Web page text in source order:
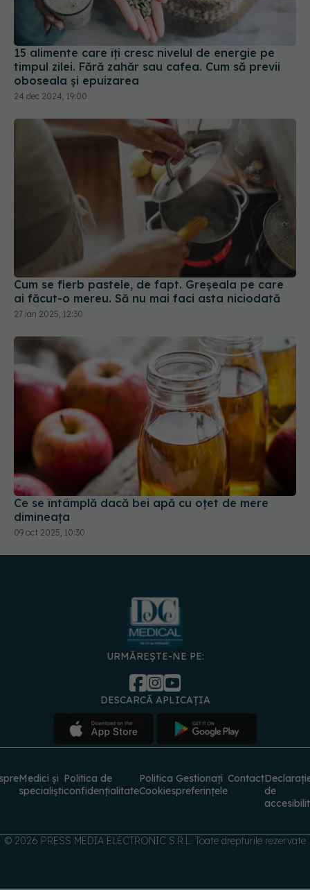
15 alimente care îți cresc nivelul de energie pe
timpul zilei. Fără zahăr sau cafea. Cum să previi
oboseala și epuizarea
24 dec 2024, 19:00
Cum se fierb pastele, de fapt. Greșeala pe care
ai făcut-o mereu. Să nu mai faci asta niciodată
27 ian 2025, 12:30
Ce se întâmplă dacă bei apă cu oțet de mere
dimineața
09 oct 2025, 10:30
URMĂREȘTE-NE PE:
DESCARCĂ APLICAȚIA
specialiști
Politica de
confidențialitate
Cookies
Gestionați
preferințele
Contact
© 2026 PRESS MEDIA ELECTRONIC S.R.L. Toate drepturile rezervate